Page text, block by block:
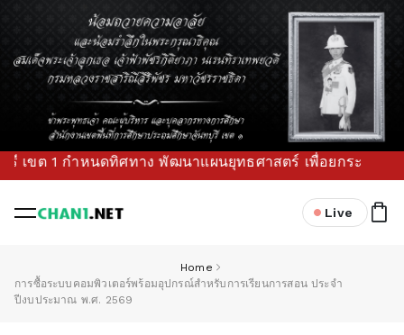
1 กำหนดทิศทาง พัฒนาแผนยุทธศาสตร์ เพื่อยกระดับคุณภาพ
Live
Home
การซื้อระบบคอมพิวเตอร์พร้อมอุปกรณ์สำหรับการเรียนการสอน ประจำ
ปีงบประมาณ พ.ศ. 2569